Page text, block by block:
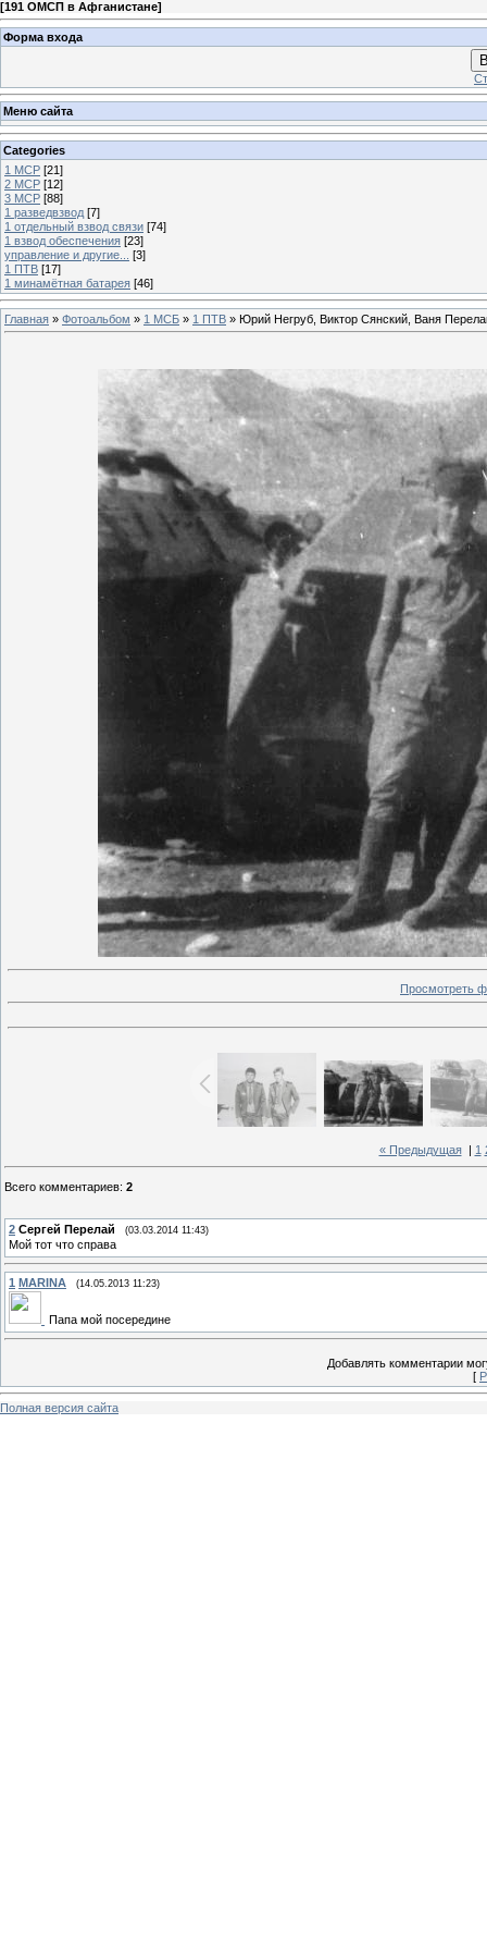
[191 ОМСП в Афганистане]
Форма входа
Меню сайта
Categories
1 МСР [21]
2 МСР [12]
3 МСР [88]
1 разведвзвод [7]
1 отдельный взвод связи [74]
1 взвод обеспечения [23]
управление и другие...
[3]
1 ПТВ [17]
1 минамётная батарея [46]
Главная » Фотоальбом » 1 МСБ » 1 ПТВ » Юрий Негруб, Виктор Сянский, Ваня
Просмотреть
« Предыдущая| 1
Всего комментариев: 2
2 Сергей Перелай (03.03.2014 11:43)
Мой тот что справа
1 MARINA (14.05.2013 11:23)
Папа мой посередине
Добавлять комментарии
[
Полная версия сайта